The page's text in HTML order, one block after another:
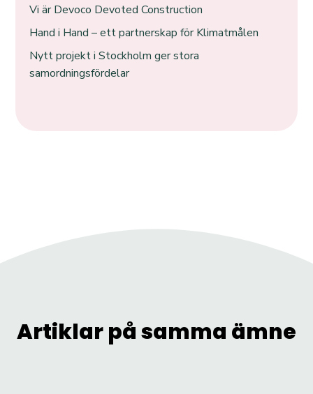
Vi är Devoco Devoted Construction
Hand i Hand – ett partnerskap för Klimatmålen
Nytt projekt i Stockholm ger stora
samordningsfördelar
Artiklar på samma ämne